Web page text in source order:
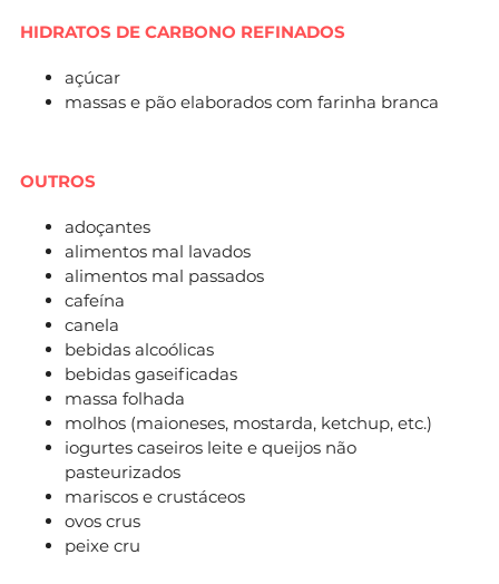
HIDRATOS DE CARBONO REFINADOS
açúcar
massas e pão elaborados com farinha branca
OUTROS
adoçantes
alimentos mal lavados
alimentos mal passados
cafeína
canela
bebidas alcoólicas
bebidas gaseificadas
massa folhada
molhos (maioneses, mostarda, ketchup, etc.)
iogurtes caseiros leite e queijos não
pasteurizados
mariscos e crustáceos
ovos crus
peixe cru